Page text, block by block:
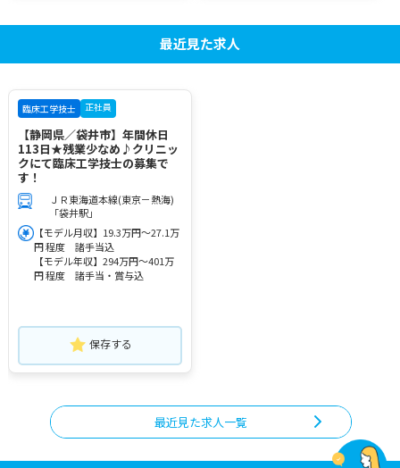
最近見た求人
臨床工学技士 正社員
【静岡県／袋井市】年間休日
113日★残業少なめ♪クリニッ
クにて臨床工学技士の募集で
す！
ＪＲ東海道本線(東京－熱海)
「袋井駅」
【モデル月収】19.3万円～27.1万
円 程度 諸手当込
【モデル年収】294万円～401万
円 程度 諸手当・賞与込
保存する
最近見た求人一覧